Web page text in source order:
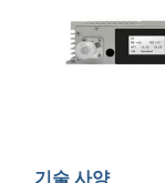
기술 사양